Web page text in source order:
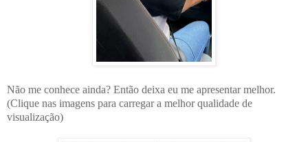
Não me conhece ainda? Então deixa eu me apresentar melhor.
(Clique nas imagens para carregar a melhor qualidade de
visualização)